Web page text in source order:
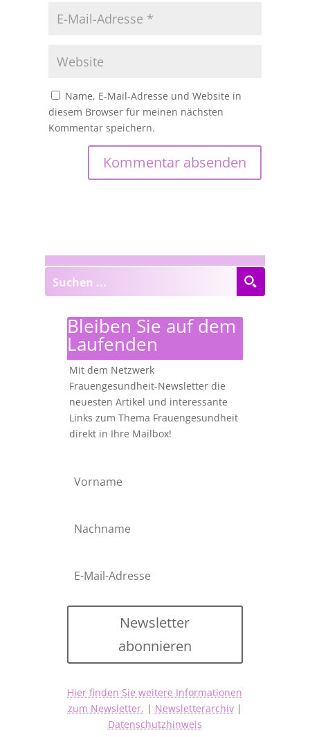
Name, E-Mail-Adresse und Website in
diesem Browser für meinen nächsten
Kommentar speichern.
Bleiben Sie auf dem
Laufenden
Mit dem Netzwerk
Frauengesundheit-Newsletter die
neuesten Artikel und interessante
Links zum Thema Frauengesundheit
direkt in Ihre Mailbox!
Newsletter
abonnieren
Hier finden Sie weitere Informationen
zum Newsletter. | Newsletterarchiv|
Datenschutzhinweis